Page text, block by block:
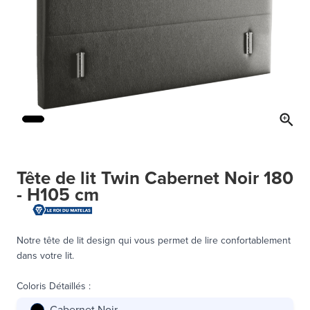
Tête de lit Twin Cabernet Noir 180
- H105 cm
Notre tête de lit design qui vous permet de lire confortablement
dans votre lit.
Coloris Détaillés :